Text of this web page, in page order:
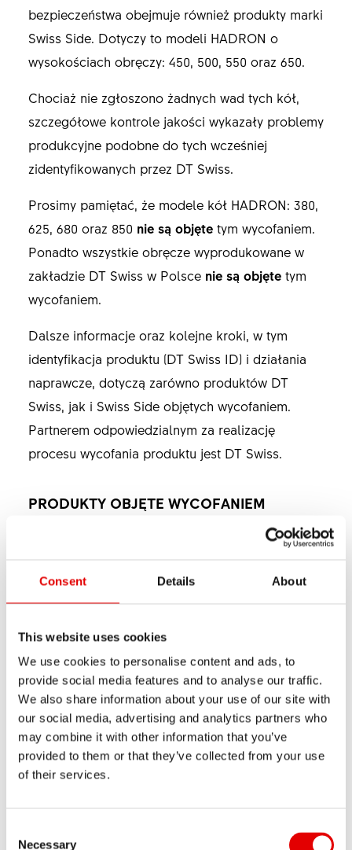
Consent Details About
This website uses cookies
We use cookies to personalise content and ads, to
provide social media features and to analyse our traffic.
We also share information about your use of our site with
our social media, advertising and analytics partners who
may combine it with other information that you’ve
provided to them or that they’ve collected from your use
of their services.
Necessary
bezpieczeństwa obejmuje również produkty marki
Swiss Side. Dotyczy to modeli HADRON o
wysokościach obręczy: 450, 500, 550 oraz 650.
Chociaż nie zgłoszono żadnych wad tych kół,
szczegółowe kontrole jakości wykazały problemy
produkcyjne podobne do tych wcześniej
zidentyfikowanych przez DT Swiss.
Prosimy pamiętać, że modele kół HADRON: 380,
625, 680 oraz 850 nie są objętetym wycofaniem.
Ponadto wszystkie obręcze wyprodukowane w
zakładzie DT Swiss w Polsce nie są objętetym
wycofaniem.
Dalsze informacje oraz kolejne kroki, w tym
identyfikacja produktu (DT Swiss ID) i działania
naprawcze, dotyczą zarówno produktów DT
Swiss, jak i Swiss Side objętych wycofaniem.
Partnerem odpowiedzialnym za realizację
procesu wycofania produktu jest DT Swiss.
PRODUKTY OBJĘTE WYCOFANIEM
Produkty objęte wycofaniem to koła rowerowe z
sierpnia 2024 r.
ARC 1100, 1400, 1600 DICUT 50 / 55 / 65
ARC 1600 SPLINE 50 / 55 / 65
ERC 1100, 1400, 1600 DICUT 35 / 45
ERC 1600 SPLINE 35 / 45